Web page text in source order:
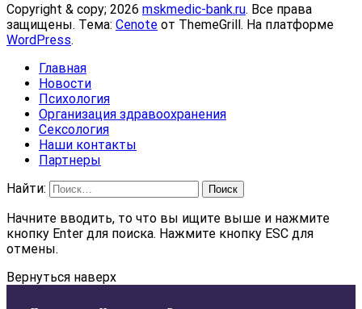
Copyright & copy; 2026 mskmedic-bank.ru. Все права
защищены. Тема: Cenote от ThemeGrill. На платформе
WordPress.
Главная
Новости
Психология
Организация здравоохранения
Сексология
Наши контакты
Партнеры
Найти:
Начните вводить, то что вы ищите выше и нажмите
кнопку Enter для поиска. Нажмите кнопку ESC для
отмены.
Вернуться наверх